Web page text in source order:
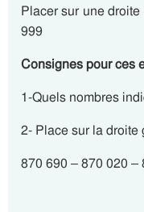
Placer sur une
999
Consignes pour ces
1-Quels nombres
2- Place sur la droite
870 690 – 870 020 –